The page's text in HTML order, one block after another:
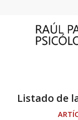
Listado de